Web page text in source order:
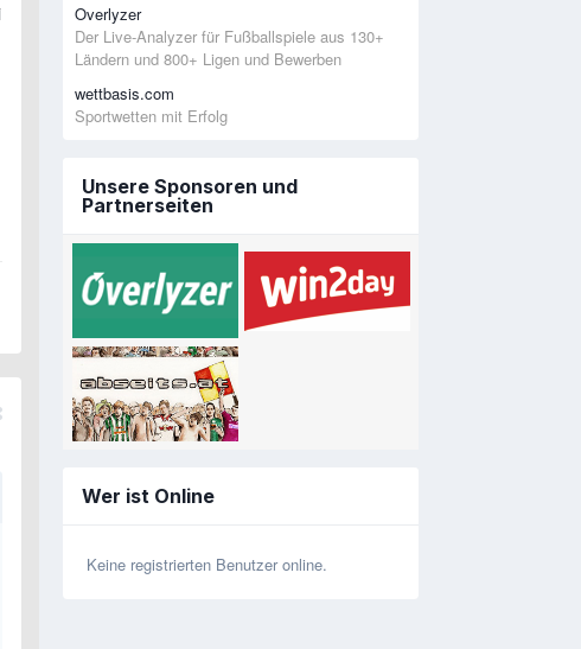
Overlyzer
Der Live-Analyzer für Fußballspiele aus 130+
Ländern und 800+ Ligen und Bewerben
wettbasis.com
Sportwetten mit Erfolg
Unsere Sponsoren und
Partnerseiten
Wer ist Online
Keine registrierten Benutzer online.